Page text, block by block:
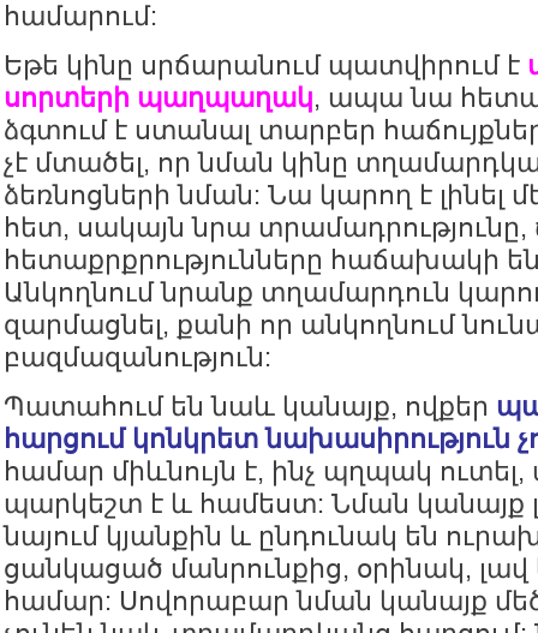
համարում:
Եթե կինը սրճարանում պատվիրում է
սորտերի պաղպաղակ, ապա նա
ձգտում է ստանալ տարբեր
չէ մտածել, որ նման կինը
ձեռնոցների նման: Նա կարող է լինել
հետ, սակայն նրա
հետաքրքրությունները հաճախակի
Անկողնում նրանք տղամարդուն
զարմացնել, քանի որ անկողնում
բազմազանություն:
Պատահում են նաև կանայք, ովքեր
հարցում կոնկրետ նախասիրություն
համար միևնույն է, ինչ պղպակ
պարկեշտ է և համեստ: Նման կանայք
նայում կյանքին և ընդունակ են
ցանկացած մանրունքից, օրինակ,
համար: Սովորաբար նման կանայք